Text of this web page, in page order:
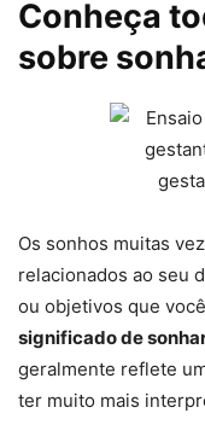
Conheça
sobre
Os sonhos muitas
relacionados ao seu
ou objetivos que
significado de
geralmente reflete
ter muito mais